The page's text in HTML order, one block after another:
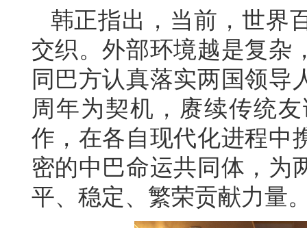
韩正指出，当前，世界
交织。外部环境越是复杂
同巴方认真落实两国领导
周年为契机，赓续传统
作，在各自现代化进程中
密的中巴命运共同体，为
平、稳定、繁荣贡献力量